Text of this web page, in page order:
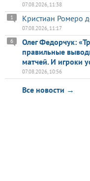
07.08.2026, 11:38
Кристиан Ромеро
1
07.08.2026, 11:17
Олег Федорчук:
правильные
матчей. И игроки
6
07.08.2026, 10:56
Все новости →